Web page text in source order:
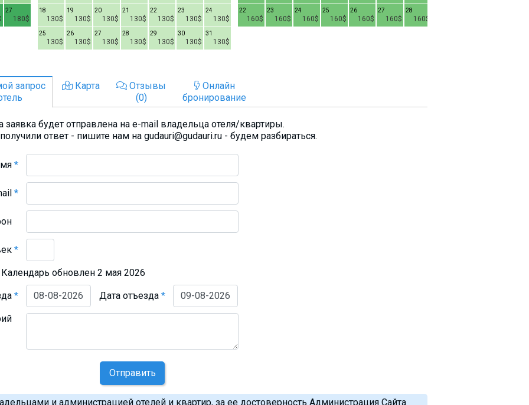
180$
27
130$
18
130$
19
130$
20
130$
21
130$
22
130$
23
130$
24
130$
25
130$
26
130$
27
130$
28
130$
29
130$
30
130$
31
160$
22
160$
23
160$
24
160$
25
160$
26
160$
27
160$
28
запрос
Карта
Отзывы
(0)
Онлайн
бронирование
заявка будет отправлена на e-mail владельца отеля/квартиры.
ответ - пишите нам на gudauri@gudauri.ru - будем разбираться.
*
*
*
Календарь обновлен 2 мая 2026
* Дата отъезда*
Отправить
и администрацией отелей и квартир, за ее достоверность Администрация Сайта